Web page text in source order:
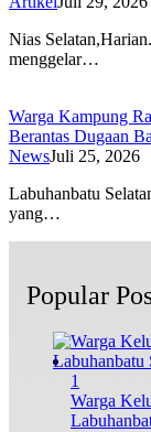
Nias
menggelar…
Warga Kampung
Berantas Dugaan
NewsJuli 25, 2026
Labuhanbatu
yang…
Popular
1
Warga